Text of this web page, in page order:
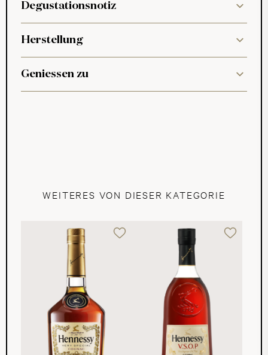
Degustationsnotiz
Herstellung
Geniessen zu
WEITERES VON DIESER KATEGORIE